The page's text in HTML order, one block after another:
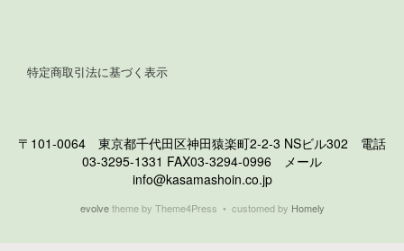
特定商取引法に基づく表示
〒101-0064 東京都千代田区神田猿楽町2-2-3 NSビル302 電話
03-3295-1331 FAX03-3294-0996 メール
info@kasamashoin.co.jp
evolvetheme by Theme4Press • customed by Homely